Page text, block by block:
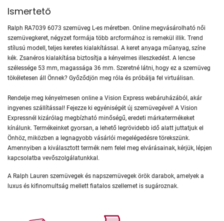
Ismertető
Ralph RA7039 6073 szemüveg L-es méretben. Online megvásárolható női
szemüvegkeret, négyzet formája több arcformához is remekül illik. Trend
stílusú modell, teljes keretes kialakítással. A keret anyaga műanyag, színe
kék. Zsanéros kialakítása biztosítja a kényelmes illeszkedést. A lencse
szélessége 53 mm, magassága 36 mm. Szeretné látni, hogy ez a szemüveg
tökéletesen áll Önnek? Győződjön meg róla és próbálja fel virtuálisan.
Rendelje meg kényelmesen online a Vision Express webáruházából, akár
ingyenes szállítással! Fejezze ki egyéniségét új szemüvegével! A Vision
Expressnél kizárólag megbízható minőségű, eredeti márkatermékeket
kínálunk. Termékeinket gyorsan, a lehető legrövidebb idő alatt juttatjuk el
Önhöz, miközben a legnagyobb vásárlói megelégedésre törekszünk.
Amennyiben a kiválasztott termék nem felel meg elvárásainak, kérjük, lépjen
kapcsolatba vevőszolgálatunkkal.
A Ralph Lauren szemüvegek és napszemüvegek örök darabok, amelyek a
luxus és kifinomultság mellett fiatalos szellemet is sugároznak.